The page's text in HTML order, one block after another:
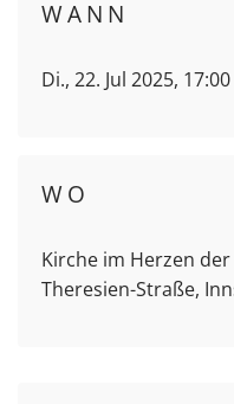
WANN
Di., 22. Jul 2025,
WO
Kirche im Herzen
Theresien-Straße,